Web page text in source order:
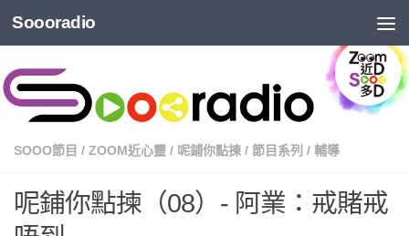
Soooradio
SOOO節目 / ZOOM近心靈 / 呢鋪你點揀 / 節目系列 / 輔導
呢鋪你點揀（08）- 阿業：戒賭戒